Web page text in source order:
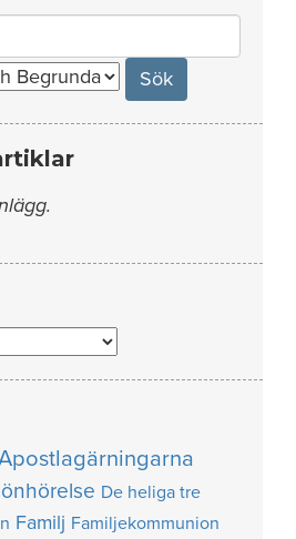
De heliga tre
Familj Familjekommunion